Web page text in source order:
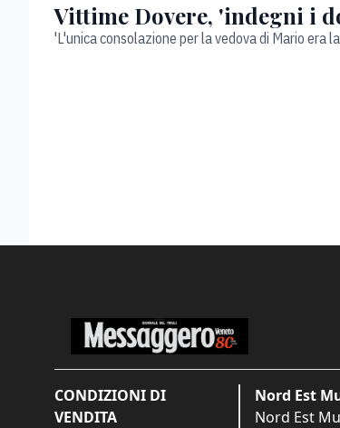
Vittime Dovere, 'indegni i
'L'unica consolazione per la vedova di Mario era
CONDIZIONI DI
VENDITA
Nord Est
Nord Est